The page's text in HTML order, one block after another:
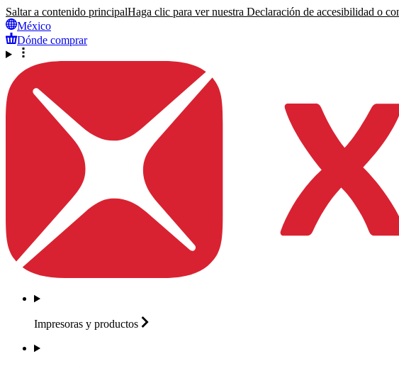
Saltar a contenido principalHaga clic para ver nuestra Declaración de accesibilidad o
México
Dónde comprar
Impresoras y productos